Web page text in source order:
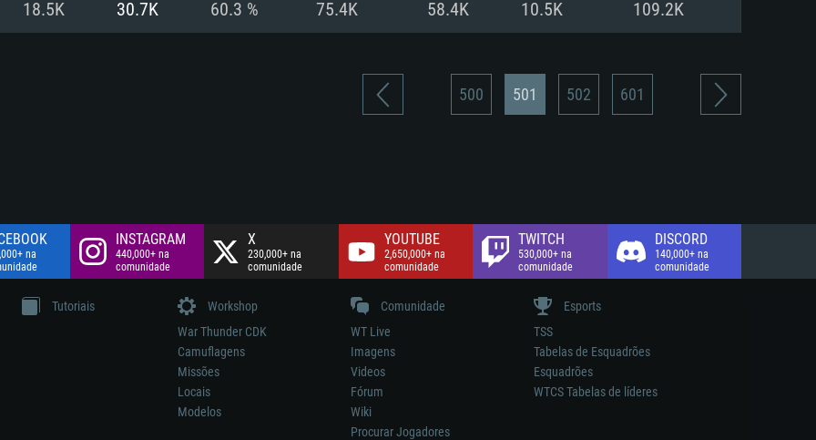
18.5K 30.7K 60.3 % 75.4K 58.4K 10.5K 109.2K
500 501 502 601
na
INSTAGRAM
440,000+ na
comunidade
X
230,000+ na
comunidade
YOUTUBE
2,650,000+ na
comunidade
TWITCH
530,000+ na
comunidade
DISCORD
140,000+ na
comunidade
Tutoriais
Workshop
War Thunder CDK
Camuflagens
Missões
Locais
Modelos
Comunidade
WT Live
Imagens
Videos
Fórum
Wiki
Procurar Jogadores
Esports
TSS
Tabelas de Esquadrões
Esquadrões
WTCS Tabelas de líderes